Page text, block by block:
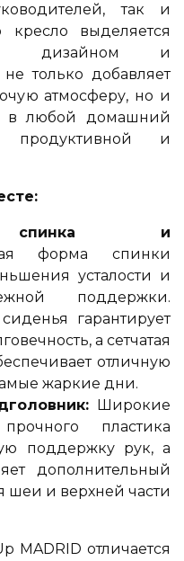
так и
кресло выделяется
дизайном и
только добавляет
атмосферу, но и
в любой домашний
продуктивной и
спинка и
форма спинки
усталости и
поддержки.
гарантирует
а сетчатая
отличную
жаркие дни.
Широкие
пластика
поддержку рук, а
дополнительный
шеи и верхней части
MADRID отличается